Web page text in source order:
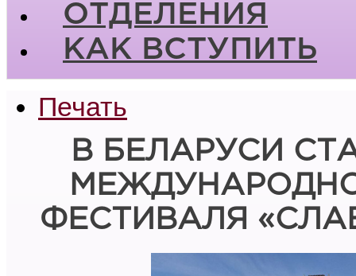
ОТДЕЛЕНИЯ
КАК ВСТУПИТЬ
Печать
В БЕЛАРУСИ
ФЕСТИВАЛЯ